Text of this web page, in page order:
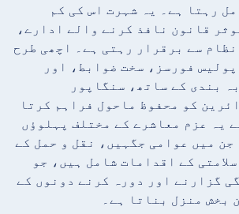
رہتا ہے۔ یہ شہرت اس کی کم
قانون نافذ کرنے والے ادارے،
سے برقرار رہتی ہے۔ اچھی طرح
فورسز، سخت ضوابط، اور
بندی کے ساتھ، سنگاپور
کو محفوظ ماحول فراہم کرتا
یہ عزم معاشرے کے مختلف پہلوؤں
جن میں عوامی جگہیں، نقل و حمل کے
کے اقدامات شامل ہیں، جو
گزارنے اور دورہ کرنے دونوں کے
بخش منزل بناتا ہے۔